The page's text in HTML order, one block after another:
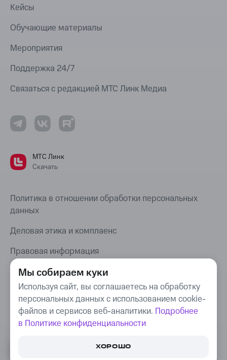
Мы собираем куки
Используя сайт, вы соглашаетесь на обработку
персональных данных с использованием cookie-
файлов и сервисов веб-аналитики. Подробнее
в Политике конфиденциальности
ХОРОШО
Кейсы
Обучающие материалы
Мероприятия
Поддержка 24/7
Связаться с редакцией МТС Линк Медиа
МТС Линк
Скачать
Политика в отношении обработки персональных
данных
Деловая этика и комплаенс
Правовая информация
Карта сайта
Bug Bounty
© Webinar Group, 2008–2026. «МТС Линк»,
товарные знаки, используемые Webinar Group.